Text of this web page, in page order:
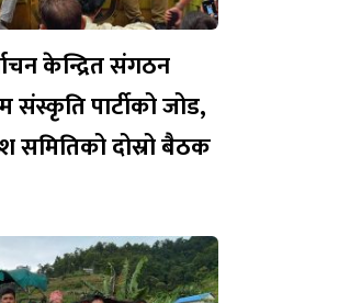
केन्द्रित संगठन
संस्कृति पार्टीको जोड,
समितिको दोस्रो बैठक